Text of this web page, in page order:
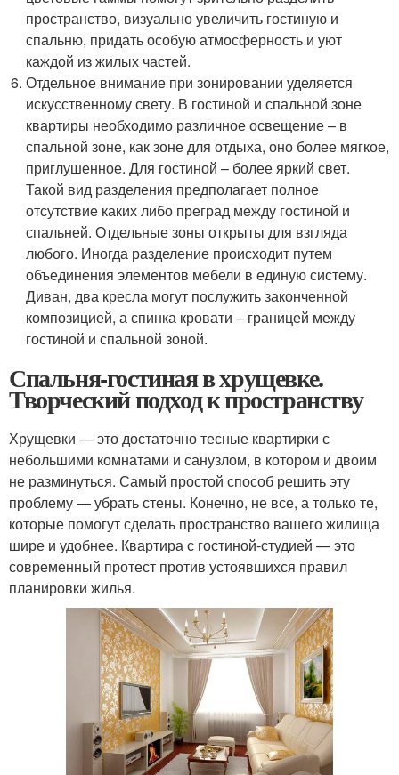
пространство, визуально увеличить гостиную и
спальню, придать особую атмосферность и уют
каждой из жилых частей.
Отдельное внимание при зонировании уделяется
искусственному свету. В гостиной и спальной зоне
квартиры необходимо различное освещение – в
спальной зоне, как зоне для отдыха, оно более мягкое,
приглушенное. Для гостиной – более яркий свет.
Такой вид разделения предполагает полное
отсутствие каких либо преград между гостиной и
спальней. Отдельные зоны открыты для взгляда
любого. Иногда разделение происходит путем
объединения элементов мебели в единую систему.
Диван, два кресла могут послужить законченной
композицией, а спинка кровати – границей между
гостиной и спальной зоной.
Спальня-гостиная в хрущевке.
Творческий подход к пространству
Хрущевки — это достаточно тесные квартирки с
небольшими комнатами и санузлом, в котором и двоим
не разминуться. Самый простой способ решить эту
проблему — убрать стены. Конечно, не все, а только те,
которые помогут сделать пространство вашего жилища
шире и удобнее. Квартира с гостиной-студией — это
современный протест против устоявшихся правил
планировки жилья.